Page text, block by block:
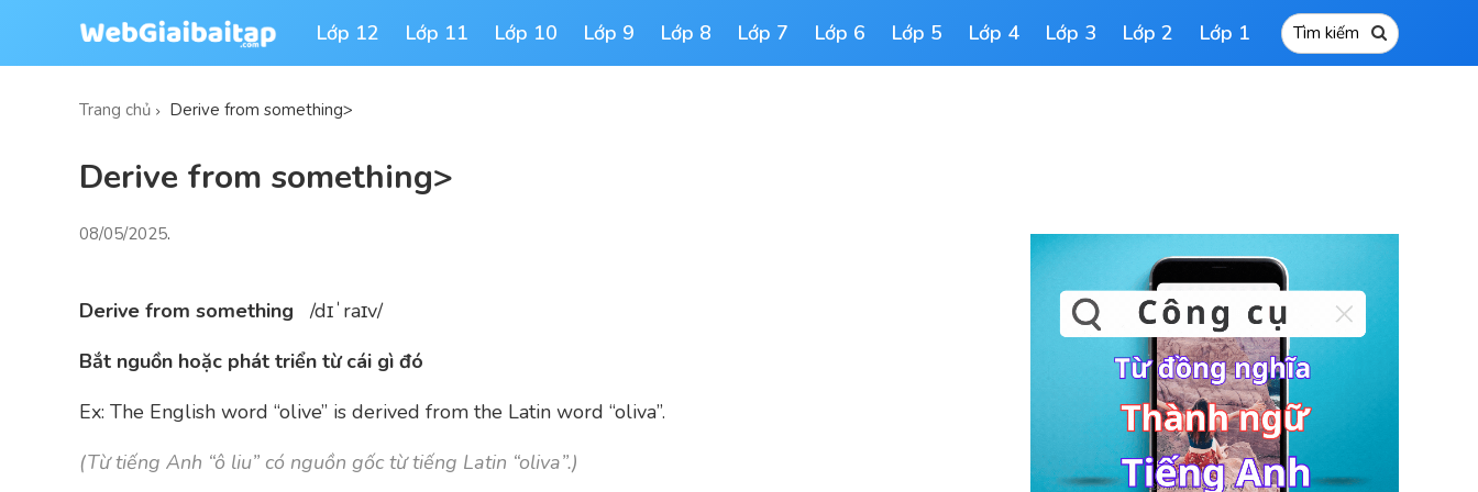
Lớp 12 Lớp 11 Lớp 10 Lớp 9 Lớp 8 Lớp 7 Lớp 6 Lớp 5 Lớp 4 Lớp 3 Lớp 2 Lớp 1
Trang chủ Derive from something>
Derive from something>
08/05/2025.
Derive from something/dɪˈraɪv/
Bắt nguồn hoặc phát triển từ cái gì đó
Ex: The English word “olive” is derived from the Latin word “oliva”.
(Từ tiếng Anh “ô liu” có nguồn gốc từ tiếng Latin “oliva”.)